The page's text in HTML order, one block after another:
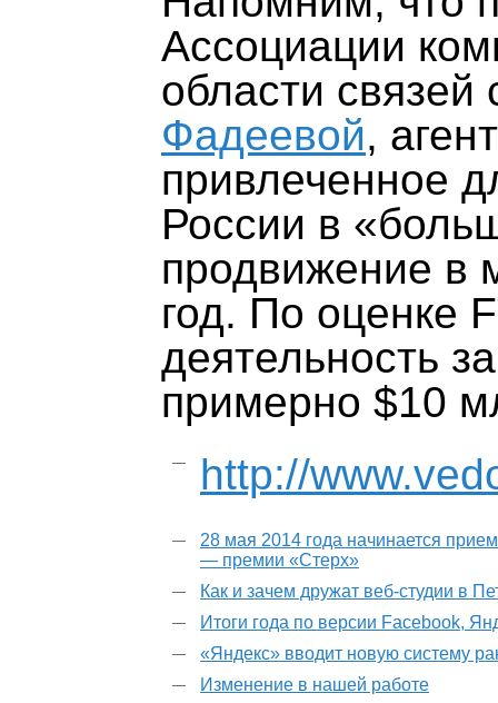
Ассоциации
области
Фадеевой,
привлеченное
России в
продвижение в
год. По оценке
деятельность
примерно $10
http://
28 мая 2014 года начинается
— премии «Стерх»
Как и зачем дружат веб-студии в
Итоги года по версии Facebook,
«Яндекс» вводит новую систему
Изменение в нашей работе